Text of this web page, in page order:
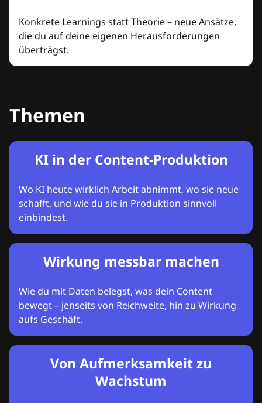
Konkrete Learnings statt Theorie – neue Ansätze,
die du auf deine eigenen Herausforderungen
überträgst.
Themen
KI in der Content-Produktion
Wo KI heute wirklich Arbeit abnimmt, wo sie neue
schafft, und wie du sie in Produktion sinnvoll
einbindest.
Wirkung messbar machen
Wie du mit Daten belegst, was dein Content
bewegt – jenseits von Reichweite, hin zu Wirkung
aufs Geschäft.
Von Aufmerksamkeit zu
Wachstum